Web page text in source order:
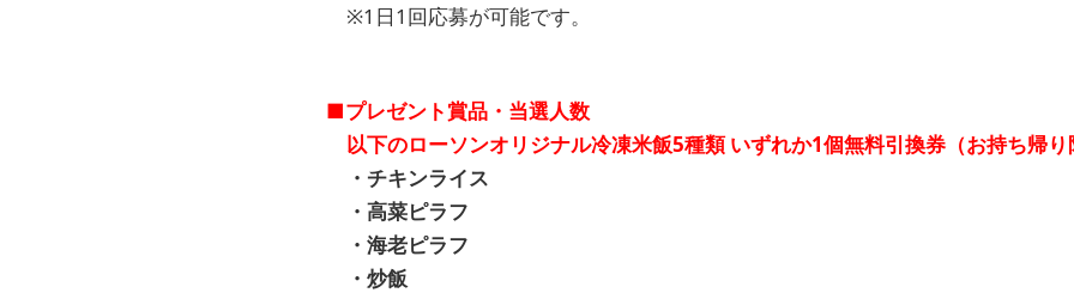
※1日1回応募が可能です。
■プレゼント賞品・当選人数
以下のローソンオリジナル冷凍米飯5種類 いずれか1個無料引換券（お持ち帰り
・チキンライス
・高菜ピラフ
・海老ピラフ
・炒飯